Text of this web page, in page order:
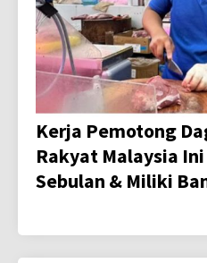
Kerja Pemotong
Rakyat Malaysia
Sebulan & Miliki